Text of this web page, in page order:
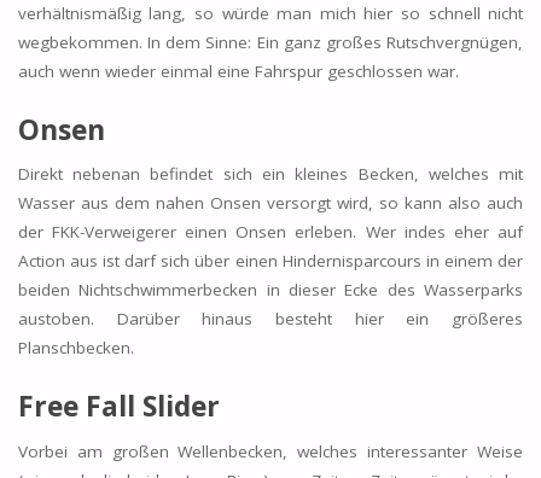
verhältnismäßig lang, so würde man mich hier so schnell nicht
wegbekommen. In dem Sinne: Ein ganz großes Rutschvergnügen,
auch wenn wieder einmal eine Fahrspur geschlossen war.
Onsen
Direkt nebenan befindet sich ein kleines Becken, welches mit
Wasser aus dem nahen Onsen versorgt wird, so kann also auch
der FKK-Verweigerer einen Onsen erleben. Wer indes eher auf
Action aus ist darf sich über einen Hindernisparcours in einem der
beiden Nichtschwimmerbecken in dieser Ecke des Wasserparks
austoben. Darüber hinaus besteht hier ein größeres
Planschbecken.
Free Fall Slider
Vorbei am großen Wellenbecken, welches interessanter Weise